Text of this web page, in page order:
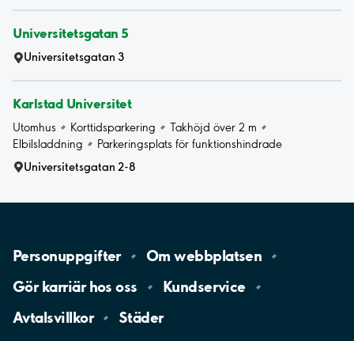
Universitetsgatan 5
Universitetsgatan 3
Karlstad Universitet
Utomhus Korttidsparkering
Takhöjd över 2 m
Elbilsladdning
Parkeringsplats för funktionshindrade
Universitetsgatan 2-8
Personuppgifter Omwebbplatsen
Gör karriär hososs
Kundservice
Avtalsvillkor
Städer